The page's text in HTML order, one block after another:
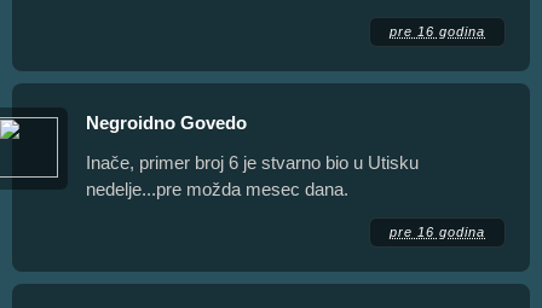
pre 16 godina
Negroidno Govedo
Inače, primer broj 6 je stvarno bio u Utisku
nedelje...pre možda mesec dana.
pre 16 godina